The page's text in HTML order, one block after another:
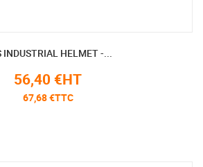
INDUSTRIAL HELMET -...
56,40 €HT
67,68 €TTC